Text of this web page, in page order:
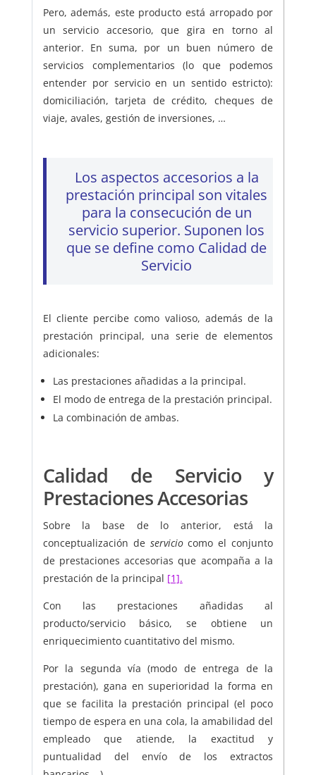
Pero, además, este producto está arropado por
un servicio accesorio, que gira en torno al
anterior. En suma, por un buen número de
servicios complementarios (lo que podemos
entender por servicio en un sentido estricto):
domiciliación, tarjeta de crédito, cheques de
viaje, avales, gestión de inversiones, …
Los aspectos accesorios a la
prestación principal son vitales
para la consecución de un
servicio superior. Suponen los
que se define como Calidad de
Servicio
El cliente percibe como valioso, además de la
prestación principal, una serie de elementos
adicionales:
Las prestaciones añadidas a la principal.
El modo de entrega de la prestación principal.
La combinación de ambas.
Calidad de Servicio y
Prestaciones Accesorias
Sobre la base de lo anterior, está la
conceptualización de serviciocomo el conjunto
de prestaciones accesorias que acompaña a la
prestación de la principal [1].
Con las prestaciones añadidas al
producto/servicio básico, se obtiene un
enriquecimiento cuantitativo del mismo.
Por la segunda vía (modo de entrega de la
prestación), gana en superioridad la forma en
que se facilita la prestación principal (el poco
tiempo de espera en una cola, la amabilidad del
empleado que atiende, la exactitud y
puntualidad del envío de los extractos